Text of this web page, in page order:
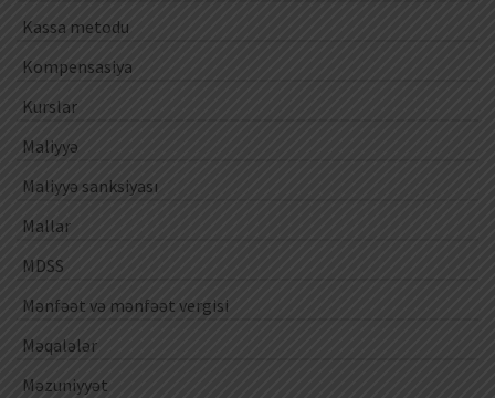
Kassa metodu
Kompensasiya
Kurslar
Maliyyə
Maliyyə sanksiyası
Mallar
MDSS
Mənfəət və mənfəət vergisi
Məqalələr
Məzuniyyət